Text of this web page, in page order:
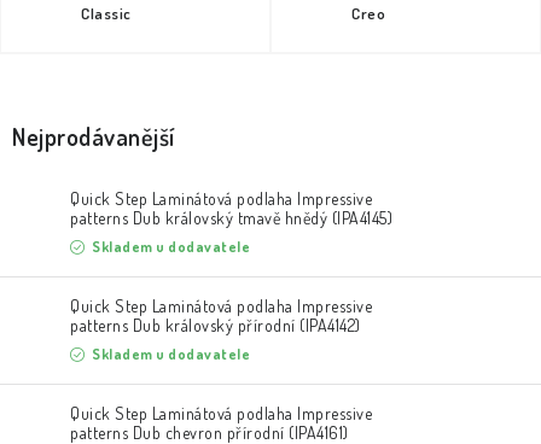
Classic Creo
Nejprodávanější
Quick Step Laminátová podlaha Impressive
patterns Dub královský tmavě hnědý (IPA4145)
Skladem u dodavatele
Quick Step Laminátová podlaha Impressive
patterns Dub královský přírodní (IPA4142)
Skladem u dodavatele
Quick Step Laminátová podlaha Impressive
patterns Dub chevron přírodní (IPA4161)